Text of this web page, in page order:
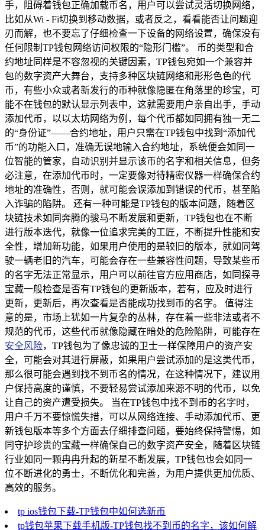
手，阻碍着钱包正确加载币名，用户可以尝试灵活切换网络，
比如从Wi - Fi切换到移动数据，或者反之，看看能否让问题迎
刃而解，也不要忘了仔细检查一下设备的网络设置，确保没有
任何限制TP钱包网络访问权限的“隐形门槛”。 币的类型和合
约地址同样是不容忽视的关键因素，TP钱包宛如一个兼容并
包的数字资产大舞台，支持多种区块链网络和形形色色的代
币，有些小众或者新发行的币种就像隐匿在角落里的珍宝，可
能不在钱包的默认显示列表中，这就需要用户亲自出手，手动
添加代币，以以太坊网络为例，每个代币都如同拥有独一无二
的“身份证”——合约地址，用户只需在TP钱包中找到“添加代
币”的功能入口，准确无误地输入合约地址，系统便会如同一
位智能的管家，自动识别并显示该币的名字和相关信息，但务
必注意，在添加代币时，一定要像对待精密仪器一样确保合约
地址的准确性，否则，就可能会误添加到错误的代币，甚至陷
入诈骗的陷阱。 还有一种可能是TP钱包的版本问题，随着区
块链技术如同奔腾的骏马不断发展和更新，TP钱包也在不断
进行版本迭代，就像一位追求完美的工匠，不断提升性能和安
全性，增加新功能，如果用户使用的是较旧的版本，就如同驾
驶一辆老旧的汽车，可能会存在一些兼容性问题，导致某些币
的名字无法正常显示，用户可以前往官方应用商店，如同探寻
宝藏一般检查是否有TP钱包的更新版本，若有，应及时进行
更新，更新后，再次查看是否能成功找到币的名字。 值得注
意的是，市场上犹如一片复杂的丛林，存在着一些非法或者不
规范的代币，这些代币就像隐藏在暗处的危险陷阱，可能存在
安全风险，TP钱包为了像忠诚的卫士一样保障用户的资产安
全，可能会对其进行屏蔽，如果用户尝试添加的是这类代币，
那么很可能会遇到找不到币名的情况，在这种情况下，建议用
户保持高度的谨慎，不要轻易尝试添加来源不明的代币，以免
让自己的资产遭受损失。 当在TP钱包中找不到币的名字时，
用户千万不要惊慌失措，可以从网络连接、手动添加代币、更
新钱包版本等多个方面去仔细排查问题，要始终保持警惕，如
同守护珍贵的宝藏一样确保自己的数字资产安全，随着区块链
行业如同一颗冉冉升起的新星不断发展，TP钱包也会如同一
位不断进化的勇士，不断优化和完善，为用户提供更加优质、
高效的服务。
tp ios钱包下载-TP钱包中如何选新币
tp钱包苹果下载手机版-TP钱包找不到币的名字，该如何解